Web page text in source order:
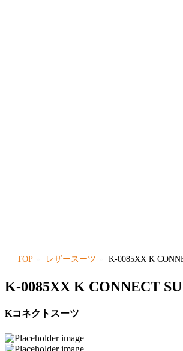
TOP レザースーツ K-0085XX K
K-0085XX K CONNECT
Kコネクトスーツ